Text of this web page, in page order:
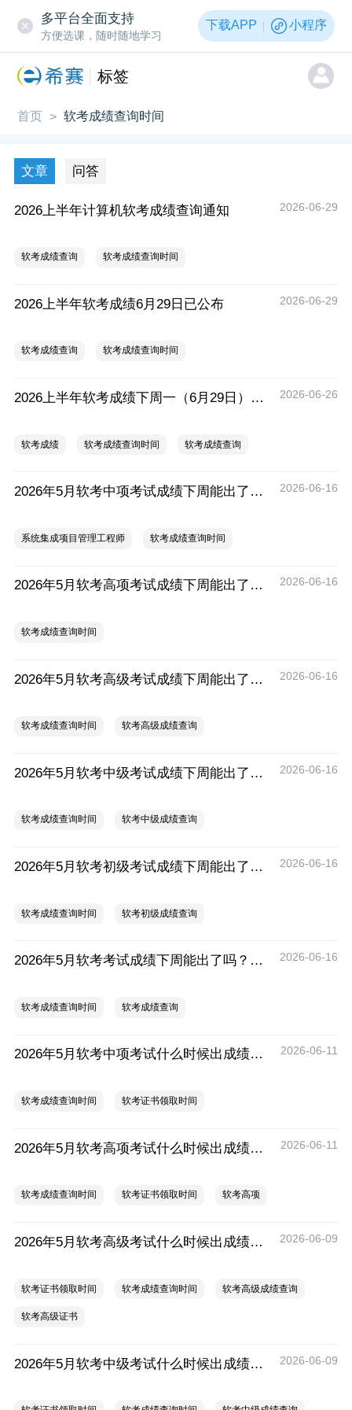
多平台全面支持
方便选课，随时随地学习
下载APP 小程序
标签
首页 > 软考成绩查询时间
文章 问答
2026上半年计算机软考成绩查询通知 2026-06-29
软考成绩查询 软考成绩查询时间
2026上半年软考成绩6月29日已公布 2026-06-29
软考成绩查询 软考成绩查询时间
2026上半年软考成绩下周一（6月29日）公布？ 2026-06-26
软考成绩 软考成绩查询时间 软考成绩查询
2026年5月软考中项考试成绩下周能出了吗？什么时候出？ 2026-06-16
系统集成项目管理工程师 软考成绩查询时间
2026年5月软考高项考试成绩下周能出了吗？什么时候出？ 2026-06-16
软考成绩查询时间
2026年5月软考高级考试成绩下周能出了吗？什么时候出？ 2026-06-16
软考成绩查询时间 软考高级成绩查询
2026年5月软考中级考试成绩下周能出了吗？什么时候出？ 2026-06-16
软考成绩查询时间 软考中级成绩查询
2026年5月软考初级考试成绩下周能出了吗？什么时候出？ 2026-06-16
软考成绩查询时间 软考初级成绩查询
2026年5月软考考试成绩下周能出了吗？成绩什么时候出？ 2026-06-16
软考成绩查询时间 软考成绩查询
2026年5月软考中项考试什么时候出成绩？什么时候领证？ 2026-06-11
软考成绩查询时间 软考证书领取时间
2026年5月软考高项考试什么时候出成绩？什么时候领证？ 2026-06-11
软考成绩查询时间 软考证书领取时间 软考高项
2026年5月软考高级考试什么时候出成绩？什么时候领证？ 2026-06-09
软考证书领取时间 软考成绩查询时间 软考高级成绩查询
软考高级证书
2026年5月软考中级考试什么时候出成绩？什么时候领证？ 2026-06-09